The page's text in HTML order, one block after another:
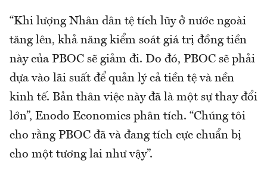
“Khi lượng Nhân dân tệ tích lũy ở nước ngoài
tăng lên, khả năng kiểm soát giá trị đồng tiền
này của PBOC sẽ giảm đi. Do đó, PBOC sẽ phải
dựa vào lãi suất để quản lý cả tiền tệ và nền
kinh tế. Bản thân việc này đã là một sự thay đổi
lớn”, Enodo Economics phân tích. “Chúng tôi
cho rằng PBOC đã và đang tích cực chuẩn bị
cho một tương lai như vậy”.